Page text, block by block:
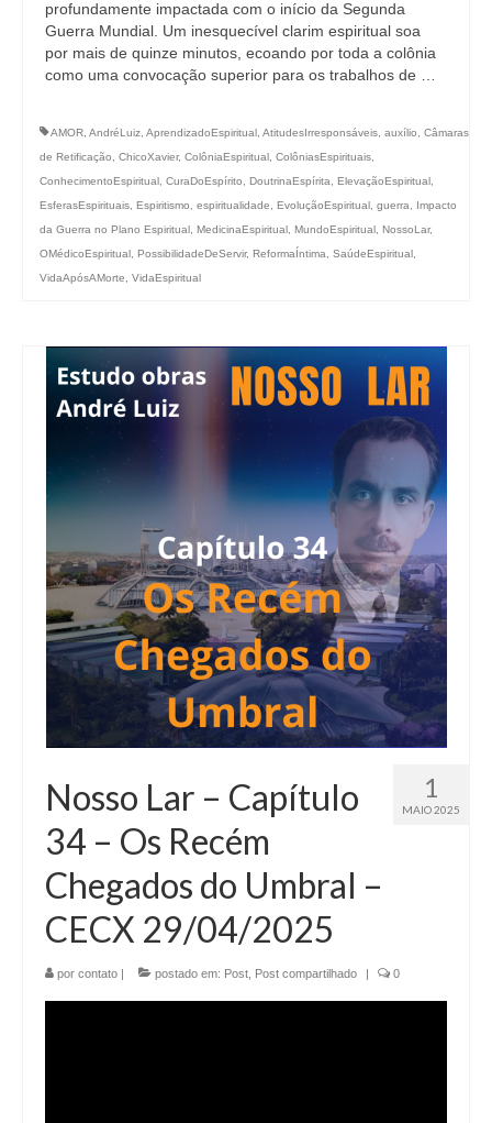
profundamente impactada com o início da Segunda
Guerra Mundial. Um inesquecível clarim espiritual soa
por mais de quinze minutos, ecoando por toda a colônia
como uma convocação superior para os trabalhos de …
AMOR AndréLuiz AprendizadoEspiritual AtitudesIrresponsáveis auxílio
Câmaras
de Retificação
ChicoXavier, ColôniaEspiritual ColôniasEspirituais
ConhecimentoEspiritual CuraDoEspírito DoutrinaEspírita ElevaçãoEspiritual
EsferasEspirituais Espiritismo espiritualidade EvoluçãoEspiritual guerra
Impacto
da Guerra no Plano Espiritual MedicinaEspiritual MundoEspiritual NossoLar,
OMédicoEspiritual PossibilidadeDeServir, ReformaÍntima SaúdeEspiritual
VidaApósAMorte
VidaEspiritual
1
MAIO 2025
Nosso Lar – Capítulo
34 – Os Recém
Chegados do Umbral –
CECX 29/04/2025
por contato | postado em: Post Post compartilhado | 0